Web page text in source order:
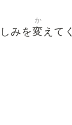
しみを変
か
えてく